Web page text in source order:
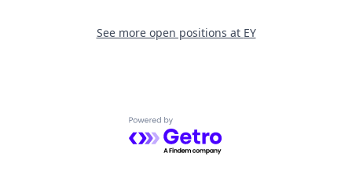
See more open positions at EY
Powered by Getro.com